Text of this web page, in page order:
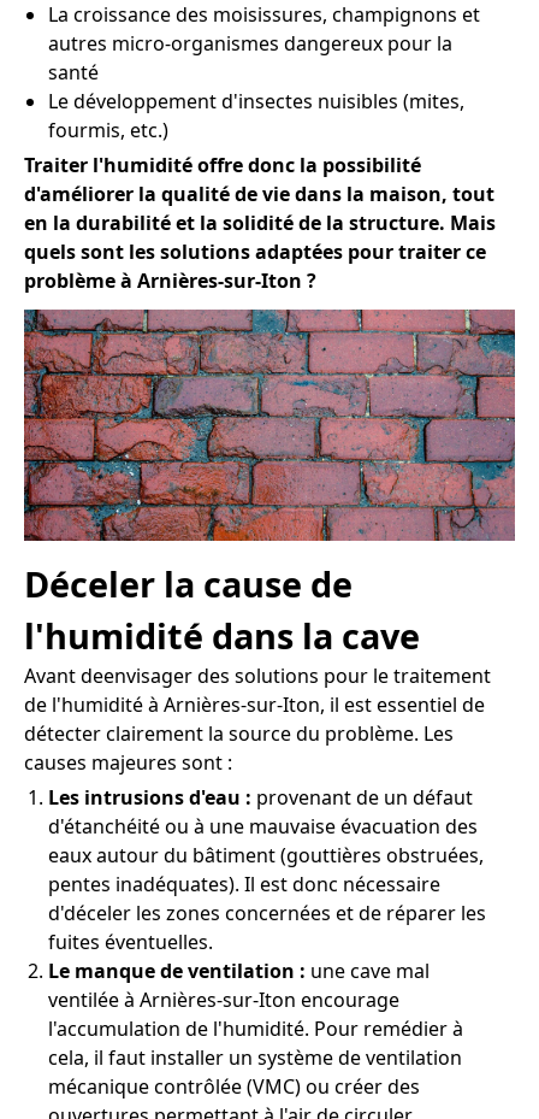
La croissance des moisissures, champignons et
autres micro-organismes dangereux pour la
santé
Le développement d'insectes nuisibles (mites,
fourmis, etc.)
Traiter l'humidité offre donc la possibilité
d'améliorer la qualité de vie dans la maison, tout
en la durabilité et la solidité de la structure. Mais
quels sont les solutions adaptées pour traiter ce
problème à Arnières-sur-Iton ?
Déceler la cause de
l'humidité dans la cave
Avant deenvisager des solutions pour le traitement
de l'humidité à Arnières-sur-Iton, il est essentiel de
détecter clairement la source du problème. Les
causes majeures sont :
Les intrusions d'eau : provenant de un défaut
d'étanchéité ou à une mauvaise évacuation des
eaux autour du bâtiment (gouttières obstruées,
pentes inadéquates). Il est donc nécessaire
d'déceler les zones concernées et de réparer les
fuites éventuelles.
Le manque de ventilation : une cave mal
ventilée à Arnières-sur-Iton encourage
l'accumulation de l'humidité. Pour remédier à
cela, il faut installer un système de ventilation
mécanique contrôlée (VMC) ou créer des